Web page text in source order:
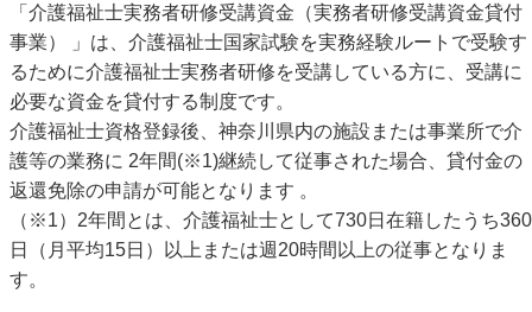
「介護福祉士実務者研修受講資金（実務者研修受講資金貸付
事業） 」は、介護福祉士国家試験を実務経験ルートで受験す
るために介護福祉士実務者研修を受講している方に、受講に
必要な資金を貸付する制度です。
介護福祉士資格登録後、神奈川県内の施設または事業所で介
護等の業務に 2年間(※1)継続して従事された場合、貸付金の
返還免除の申請が可能となります 。
（※1）2年間とは、介護福祉士として730日在籍したうち360
日（月平均15日）以上または週20時間以上の従事となりま
す。